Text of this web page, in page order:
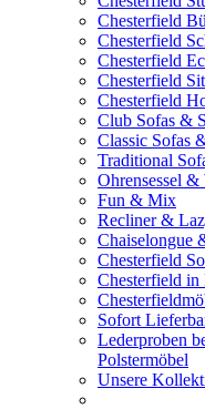
Chesterfield
Chesterfield
Chesterfield
Chesterfield
Chesterfield
Club Sofas &
Classic Sofas
Traditional
Ohrensessel
Fun & Mix
Recliner &
Chaiselongue
Chesterfield
Chesterfield in
Sofort
Lederproben
Polstermöbel
Unsere